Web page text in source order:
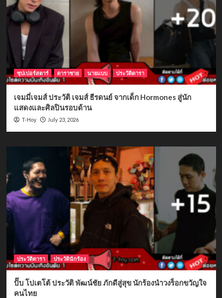
ซุปเปอร์สตาร์ ดาราชาย นายแบบ ประวัติดารา
เจมมี่เจมส์ ประวัติ เจมส์ ธีรดนย์ จากเด็ก Hormones สู่นัก
แสดงและศิลปินรอบด้าน
T-Hoy July 23, 2026
ประวัติดารา ประวัตินักร้อง
ปั๊บ โปเตโต้ ประวัติ พัฒน์ชัย ภักดีสู่สุข นักร้องนำวงร็อกขวัญใจ
คนไทย